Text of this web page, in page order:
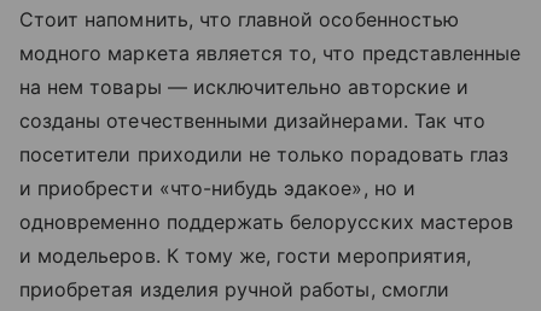
Стоит напомнить, что главной особенностью
модного маркета является то, что представленные
на нем товары — исключительно авторские и
созданы отечественными дизайнерами. Так что
посетители приходили не только порадовать глаз
и приобрести «что-нибудь эдакое», но и
одновременно поддержать белорусских мастеров
и модельеров. К тому же, гости мероприятия,
приобретая изделия ручной работы, смогли